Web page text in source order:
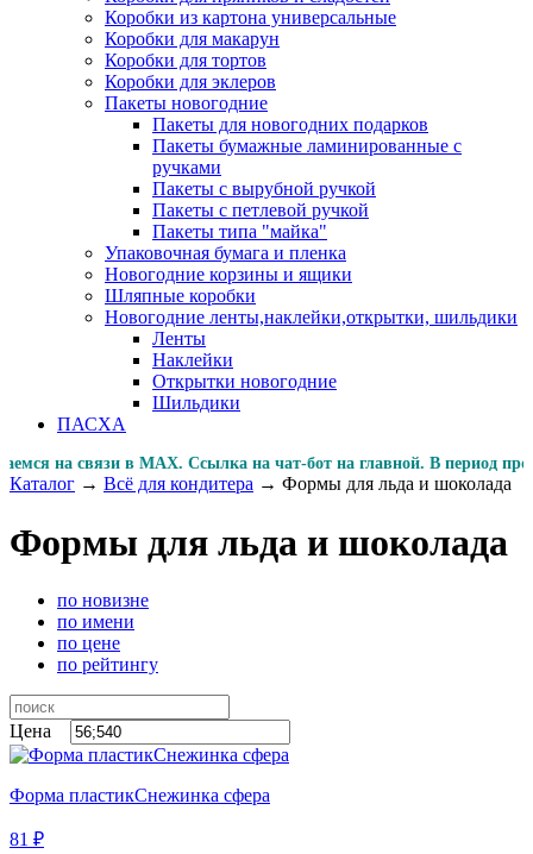
Коробки из картона универсальные
Коробки для макарун
Коробки для тортов
Коробки для эклеров
Пакеты новогодние
Пакеты для новогодних подарков
Пакеты бумажные ламинированные с
ручками
Пакеты с вырубной ручкой
Пакеты с петлевой ручкой
Пакеты типа "майка"
Упаковочная бумага и пленка
Новогодние корзины и ящики
Шляпные коробки
Новогодние ленты,наклейки,открытки, шильдики
Ленты
Наклейки
Открытки новогодние
Шильдики
ПАСХА
на связи в MAX. Ссылка на чат-бот на главной. В
Каталог → Всё для кондитера → Формы для льда и шоколада
Формы для льда и шоколада
по новизне
по имени
по цене
по рейтингу
Цена
Форма пластикСнежинка сфера
81 ₽